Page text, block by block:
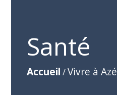
Santé
Accueil /Vivre à Azé